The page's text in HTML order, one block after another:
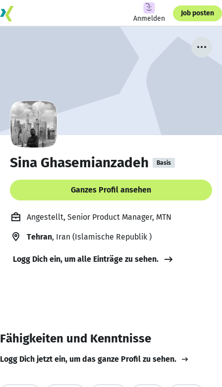
Anmelden
Job posten
Sina Ghasemianzadeh Basis
Ganzes Profil ansehen
Angestellt, Senior Product Manager, MTN
Tehran, Iran (Islamische Republik )
Logg Dich ein, um alle Einträge zu sehen.
Fähigkeiten und Kenntnisse
Logg Dich jetzt ein, um das ganze Profil zu sehen.